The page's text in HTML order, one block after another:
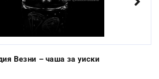
Везни – чаша за уиски